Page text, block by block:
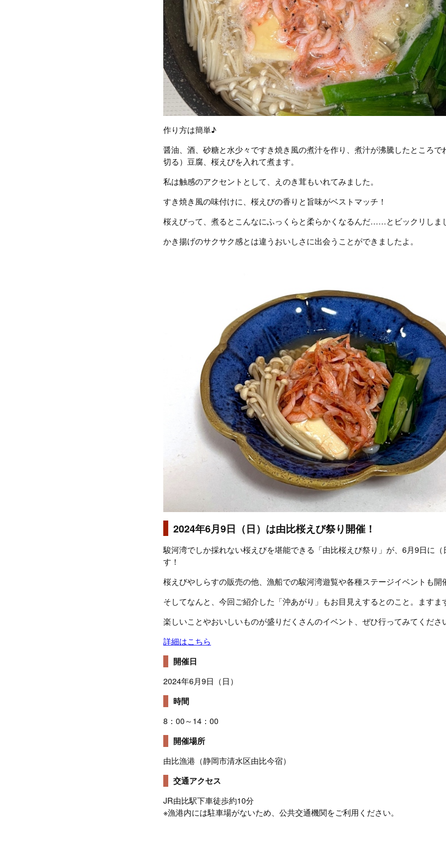
作り方は簡単♪
醤油、酒、砂糖と水少々ですき焼き風の煮汁を作り、煮汁が沸騰したところで
切る）豆腐、桜えびを入れて煮ます。
私は触感のアクセントとして、えのき茸もいれてみました。
すき焼き風の味付けに、桜えびの香りと旨味がベストマッチ！
桜えびって、煮るとこんなにふっくらと柔らかくなるんだ……とビックリしま
かき揚げのサクサク感とは違うおいしさに出会うことができましたよ。
2024年6月9日（日）は由比桜えび祭り開催！
駿河湾でしか採れない桜えびを堪能できる「由比桜えび祭り」が、6月9日に
す！
桜えびやしらすの販売の他、漁船での駿河湾遊覧や各種ステージイベントも開
そしてなんと、今回ご紹介した「沖あがり」もお目見えするとのこと。ますま
楽しいことやおいしいものが盛りだくさんのイベント、ぜひ行ってみてくださ
詳細はこちら
開催日
2024年6月9日（日）
時間
8：00～14：00
開催場所
由比漁港（静岡市清水区由比今宿）
交通アクセス
JR由比駅下車徒歩約10分
※漁港内には駐車場がないため、公共交通機関をご利用ください。